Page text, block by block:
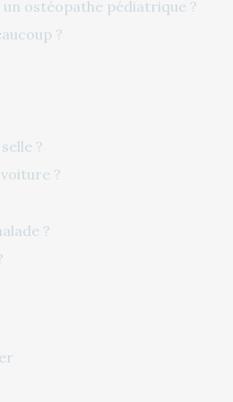
ostéopathe pédiatrique ?
?
?
?
?